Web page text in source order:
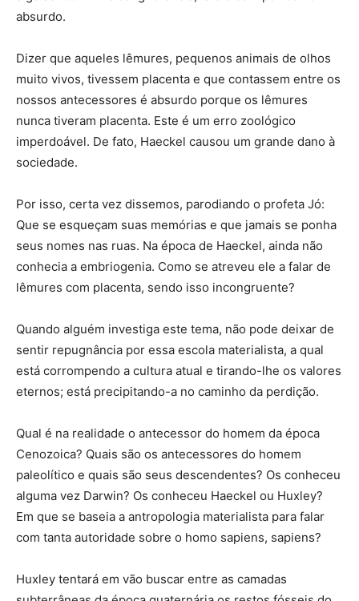
absurdo.
Dizer que aqueles lêmures, pequenos animais de olhos
muito vivos, tivessem placenta e que contassem entre os
nossos antecessores é absurdo porque os lêmures
nunca tiveram placenta. Este é um erro zoológico
imperdoável. De fato, Haeckel causou um grande dano à
sociedade.
Por isso, certa vez dissemos, parodiando o profeta Jó:
Que se esqueçam suas memórias e que jamais se ponha
seus nomes nas ruas. Na época de Haeckel, ainda não
conhecia a embriogenia. Como se atreveu ele a falar de
lêmures com placenta, sendo isso incongruente?
Quando alguém investiga este tema, não pode deixar de
sentir repugnância por essa escola materialista, a qual
está corrompendo a cultura atual e tirando-lhe os valores
eternos; está precipitando-a no caminho da perdição.
Qual é na realidade o antecessor do homem da época
Cenozoica? Quais são os antecessores do homem
paleolítico e quais são seus descendentes? Os conheceu
alguma vez Darwin? Os conheceu Haeckel ou Huxley?
Em que se baseia a antropologia materialista para falar
com tanta autoridade sobre o homo sapiens, sapiens?
Huxley tentará em vão buscar entre as camadas